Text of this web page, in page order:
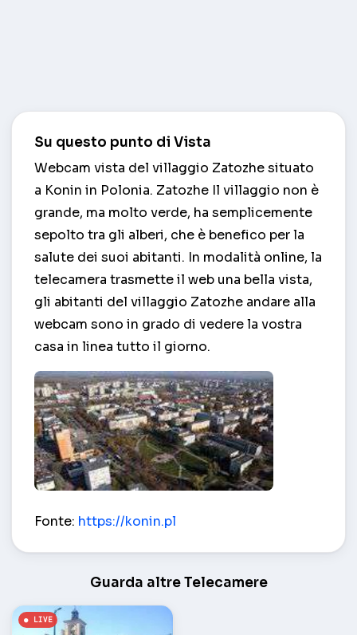
Su questo punto di Vista
Webcam vista del villaggio Zatozhe situato
a Konin in Polonia. Zatozhe Il villaggio non è
grande, ma molto verde, ha semplicemente
sepolto tra gli alberi, che è benefico per la
salute dei suoi abitanti. In modalità online, la
telecamera trasmette il web una bella vista,
gli abitanti del villaggio Zatozhe andare alla
webcam sono in grado di vedere la vostra
casa in linea tutto il giorno.
Fonte: https://konin.pl
Guarda altre Telecamere